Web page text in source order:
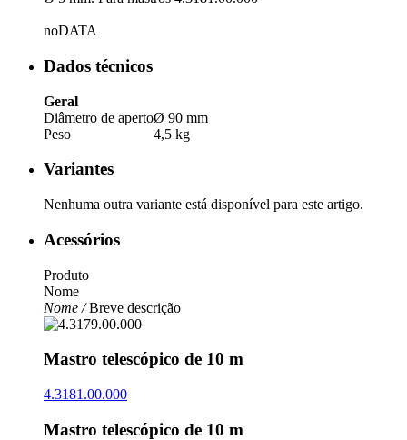
noDATA
Dados técnicos
Geral
Diâmetro de apertoØ 90 mm
Peso
4,5 kg
Variantes
Nenhuma outra variante está disponível para este artigo.
Acessórios
Produto
Nome
Nome /Breve descrição
Mastro telescópico de 10 m
4.3181.00.000
Mastro telescópico de 10 m